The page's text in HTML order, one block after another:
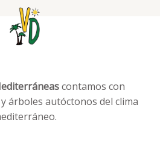
contamos con
árboles autóctonos del clima